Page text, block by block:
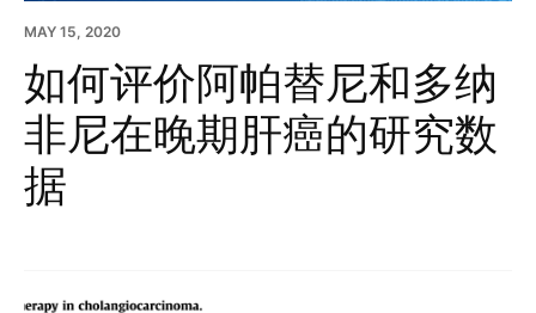
MAY 15, 2020
如何评价阿帕替尼和多纳
非尼在晚期肝癌的研究数
据